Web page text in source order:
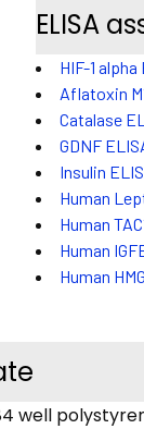
ELISA
HIF-1
Aflatoxin
Catalase
GDNF
Insulin
Human
Human
Human
Human
well